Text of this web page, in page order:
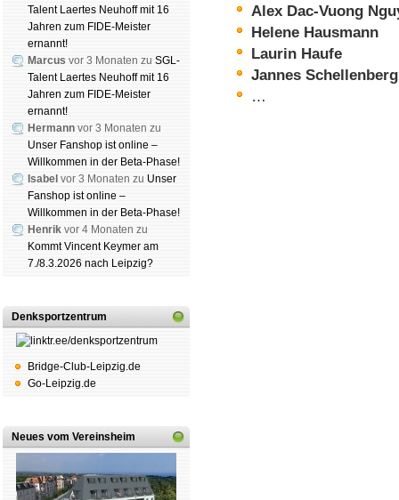
Talent Laertes Neuhoff mit 16
Jahren zum FIDE-Meister
ernannt!
Marcus vor 3 Monaten zu SGL-
Talent Laertes Neuhoff mit 16
Jahren zum FIDE-Meister
ernannt!
Hermann vor 3 Monaten zu
Unser Fanshop ist online –
Willkommen in der Beta-Phase!
Isabel vor 3 Monaten zu Unser
Fanshop ist online –
Willkommen in der Beta-Phase!
Henrik vor 4 Monaten zu
Kommt Vincent Keymer am
7./8.3.2026 nach Leipzig?
Denksportzentrum
Bridge-Club-Leipzig.de
Go-Leipzig.de
Neues vom Vereinsheim
Alex Dac-Vuong
Helene Hausmann
Laurin Haufe
Jannes Schellenberg
…